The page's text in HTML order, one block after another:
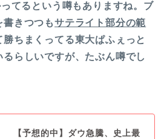
てるという噂もありますね。ブ
書きつつもサテライト部分の範
ちまくってる東大ぱふぇっと
らしいですが、たぶん噂でし
【予想的中】ダウ急騰、史上最